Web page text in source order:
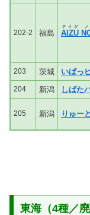
202-2 福島 AIZU
アイヅ
203 茨城 いばっ
204 新潟 しばた
205 新潟 りゅーと
東海（4種／廃